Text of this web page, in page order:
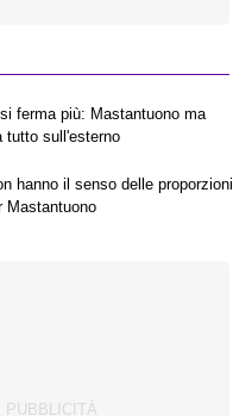
ferma più: Mastantuono ma
tutto sull'esterno
hanno il senso delle proporzioni
Mastantuono